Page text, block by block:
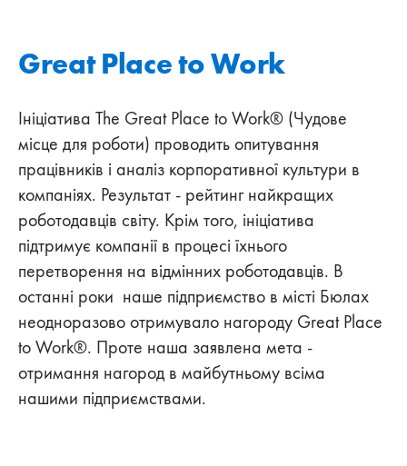
Great Place to Work
Ініціатива The Great Place to Work® (Чудове
місце для роботи) проводить опитування
працівників і аналіз корпоративної культури в
компаніях. Результат - рейтинг найкращих
роботодавців світу. Крім того, ініціатива
підтримує компанії в процесі їхнього
перетворення на відмінних роботодавців. В
останні роки наше підприємство в місті Бюлах
неодноразово отримувало нагороду Great Place
to Work®. Проте наша заявлена мета -
отримання нагород в майбутньому всіма
нашими підприємствами.